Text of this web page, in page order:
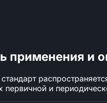
применения и
первичной и